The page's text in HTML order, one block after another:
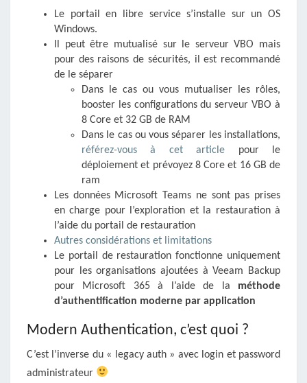
Le portail en libre service s’installe sur un OS
Windows.
Il peut être mutualisé sur le serveur VBO mais
pour des raisons de sécurités, il est recommandé
de le séparer
Dans le cas ou vous mutualiser les rôles,
booster les configurations du serveur VBO à
8 Core et 32 GB de RAM
Dans le cas ou vous séparer les installations,
référez-vous à cet article pour le
déploiement et prévoyez 8 Core et 16 GB de
ram
Les données Microsoft Teams ne sont pas prises
en charge pour l’exploration et la restauration à
l’aide du portail de restauration
Autres considérations et limitations
Le portail de restauration fonctionne uniquement
pour les organisations ajoutées à Veeam Backup
pour Microsoft 365 à l’aide de la méthode
d’authentification moderne par application
Modern Authentication, c’est quoi ?
C’est l’inverse du « legacy auth » avec login et password
administrateur